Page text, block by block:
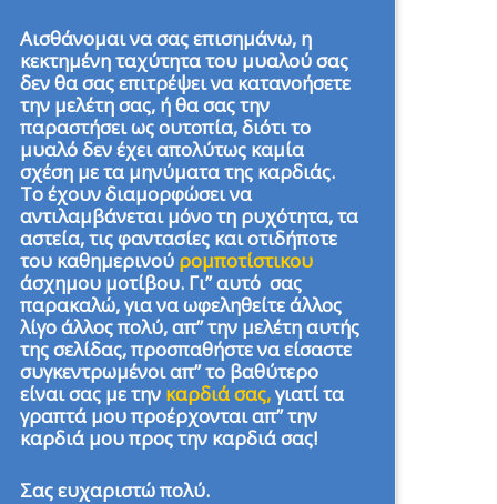
Αισθάνομαι να σας επισημάνω, η
κεκτημένη ταχύτητα του μυαλού σας
δεν θα σας επιτρέψει να κατανοήσετε
την μελέτη σας, ή θα σας την
παραστήσει ως ουτοπία, διότι το
μυαλό δεν έχει απολύτως καμία
σχέση με τα μηνύματα της καρδιάς.
Το έχουν διαμορφώσει να
αντιλαμβάνεται μόνο τη ρυχότητα, τα
αστεία, τις φαντασίες και οτιδήποτε
του καθημερινού ρομποτίστικου
άσχημου μοτίβου. Γι” αυτό σας
παρακαλώ, για να ωφεληθείτε άλλος
λίγο άλλος πολύ, απ” την μελέτη αυτής
της σελίδας, προσπαθήστε να είσαστε
συγκεντρωμένοι απ” το βαθύτερο
είναι σας με την καρδιά σας,γιατί τα
γραπτά μου προέρχονται απ” την
καρδιά μου προς την καρδιά σας!
Σας ευχαριστώ πολύ.